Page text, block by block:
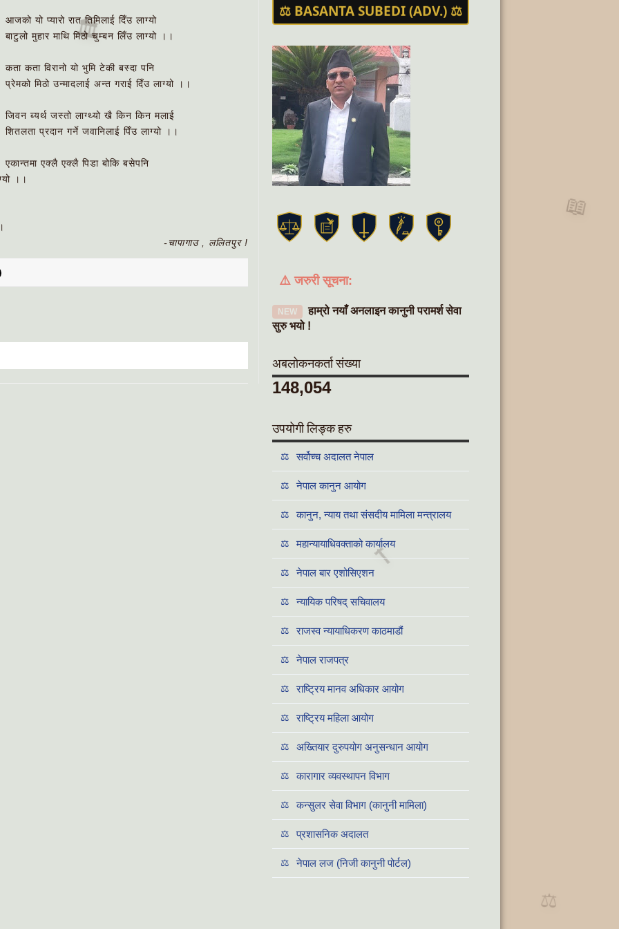
आजको यो प्यारो रात तिमिलाई दिँउ लाग्यो
बाटुलो मुहार माथि मिठो चुम्बन लिँउ लाग्यो ।।
कता कता विरानो यो भुमि टेकी बस्दा पनि
प्रेमको मिठो उन्मादलाई अन्त गराई दिँउ लाग्यो ।।
जिवन ब्यर्थ जस्तो लाग्थ्यो खै किन किन मलाई
शितलता प्रदान गर्ने जवानिलाई पिँउ लाग्यो ।।
एकान्तमा एक्लै एक्लै पिडा बोकि बसेपनि
।।
-चापागाउ , ललितपुर !
⚖️ बसन्त सुवेदी (अधिवक्ता) ⚖️
⚠️ जरुरी सूचना:
NEW
हाम्रो नयाँ अनलाइन कानुनी परामर्श सेवा
सुरु भयो !
अबलोकनकर्ता संख्या
148,054
उपयोगी लिङ्क हरु
⚖️ सर्वोच्च अदालत नेपाल
⚖️ नेपाल कानुन आयोग
⚖️ कानुन, न्याय तथा संसदीय मामिला मन्त्रालय
⚖️ महान्यायाधिवक्ताको कार्यालय
⚖️ नेपाल बार एशोसिएशन
⚖️ न्यायिक परिषद् सचिवालय
⚖️ राजस्व न्यायाधिकरण काठमाडौं
⚖️ नेपाल राजपत्र
⚖️ राष्ट्रिय मानव अधिकार आयोग
⚖️ राष्ट्रिय महिला आयोग
⚖️ अख्तियार दुरुपयोग अनुसन्धान आयोग
⚖️ कारागार व्यवस्थापन विभाग
⚖️ कन्सुलर सेवा विभाग (कानुनी मामिला)
⚖️ प्रशासनिक अदालत
⚖️ नेपाल लज (निजी कानुनी पोर्टल)
📖
⚖️
🏛️
🔨